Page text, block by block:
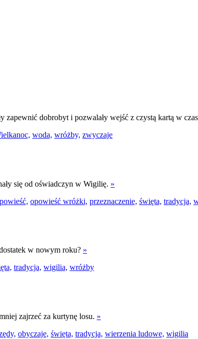
dobrobyt i pozwalały wejść z czystą kartą w
woda, wróżby, zwyczaje
się od oświadczyn w Wigilię. »
opowieść wróżki, przeznaczenie, święta, tradycja,
w nowym roku? »
tradycja, wigilia, wróżby
zajrzeć za kurtynę losu. »
obyczaje, święta, tradycja, wierzenia ludowe, wigilia